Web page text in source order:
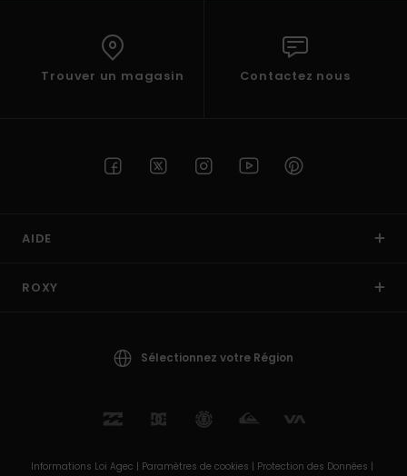
Trouver un magasin Contactez nous
AIDE
ROXY
Sélectionnez votre Région
Informations Loi Agec | Paramètres de cookies | Protection des Données |